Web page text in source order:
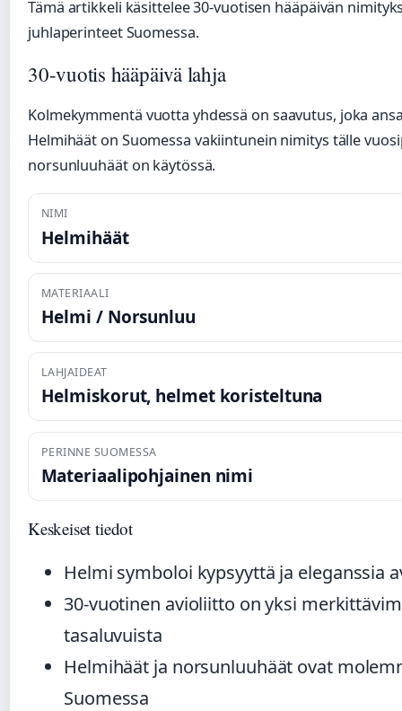
Tämä artikkeli käsittelee 30-vuotisen hääpäivän
juhlaperinteet Suomessa.
30-vuotis hääpäivä lahja
Kolmekymmentä vuotta yhdessä on saavutus, joka
Helmihäät on Suomessa vakiintunein nimitys tälle
norsunluuhäät on käytössä.
NIMI
Helmihäät
MATERIAALI
Helmi / Norsunluu
LAHJAIDEAT
Helmiskorut, helmet koristeltuna
PERINNE SUOMESSA
Materiaalipohjainen nimi
Keskeiset tiedot
Helmi symboloi kypsyyttä ja eleganssia
30-vuotinen avioliitto on yksi
tasaluvuista
Helmihäät ja norsunluuhäät ovat
Suomessa